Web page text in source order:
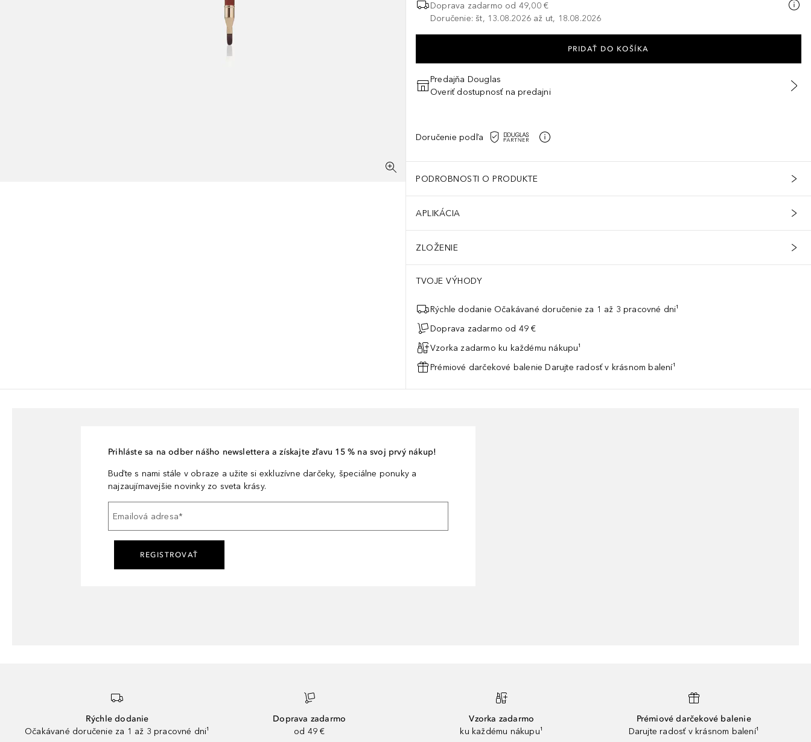
Doprava zadarmo od 49,00 €
Doručenie: št, 13.08.2026 až ut, 18.08.2026
PRIDAŤ DO KOŠÍKA
Predajňa Douglas
Overiť dostupnosť na predajni
Doručenie podľa
PODROBNOSTI O PRODUKTE
APLIKÁCIA
ZLOŽENIE
TVOJE VÝHODY
Rýchle dodanie Očakávané doručenie za 1 až 3 pracovné dni¹
Doprava zadarmo od 49 €
Vzorka zadarmo ku každému nákupu¹
Prémiové darčekové balenie Darujte radosť v krásnom balení¹
Prihláste sa na odber nášho newslettera a získajte zľavu 15 % na svoj prvý nákup!
Buďte s nami stále v obraze a užite si exkluzívne darčeky, špeciálne ponuky a
najzaujímavejšie novinky zo sveta krásy.
Emailová adresa*
REGISTROVAŤ
Rýchle dodanie
Očakávané doručenie za 1 až 3 pracovné dni¹
Doprava zadarmo
od 49 €
Vzorka zadarmo
ku každému nákupu¹
Prémiové darčekové balenie
Darujte radosť v krásnom balení¹